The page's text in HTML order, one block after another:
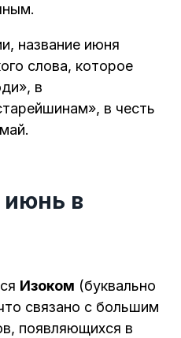
название июня
слова, которое
в
в честь
июнь в
Изоком (буквально
связано с большим
появляющихся в